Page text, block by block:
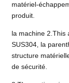
matériel-
produit.
la machine 2.This
SUS304, la
structure
de sécurité.